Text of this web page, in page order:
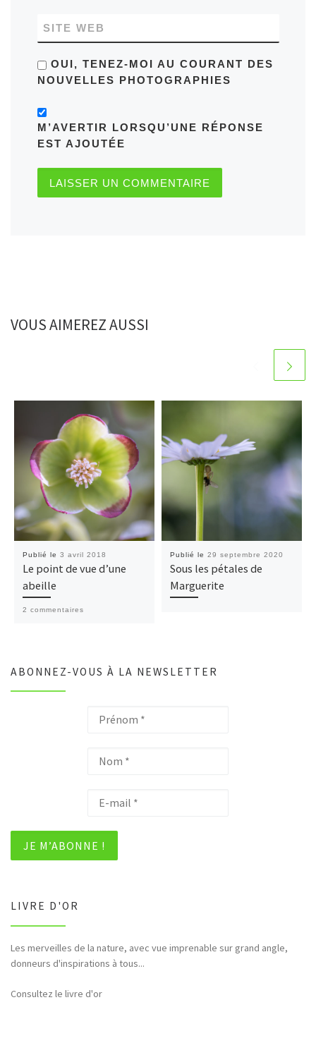
SITE WEB
OUI, TENEZ-MOI AU COURANT DES
NOUVELLES PHOTOGRAPHIES
M’AVERTIR LORSQU’UNE RÉPONSE
EST AJOUTÉE
VOUS AIMEREZ AUSSI
Publié le 3 avril 2018
Le point de vue d’une
abeille
2 commentaires
Publié le 29 septembre 2020
Sous les pétales de
Marguerite
ABONNEZ-VOUS À LA NEWSLETTER
LIVRE D'OR
Les merveilles de la nature, avec vue imprenable sur grand angle,
donneurs d'inspirations à tous...
Bonjour et merci pour tous ces hommages rendus à la nature (faune,
flore,etc...)
Consultez le livre d'or